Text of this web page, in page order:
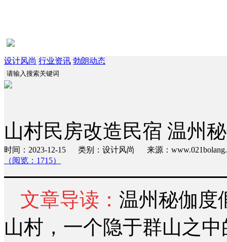
设计风尚 行业资讯 勃朗动态
山村民房改造民宿 温州
时间：2023-12-15 类别：设计风尚 来源：
（阅览：1715）
文章导读： 温州秘伽度
山村，一个隐于群山之